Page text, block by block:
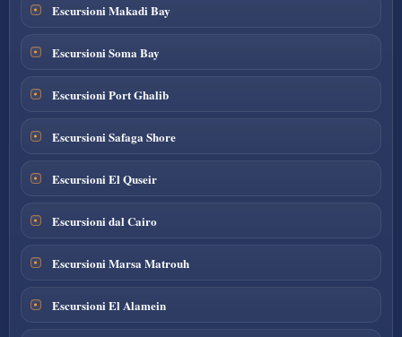
Escursioni Makadi Bay
Escursioni Soma Bay
Escursioni Port Ghalib
Escursioni Safaga Shore
Escursioni El Quseir
Escursioni dal Cairo
Escursioni Marsa Matrouh
Escursioni El Alamein